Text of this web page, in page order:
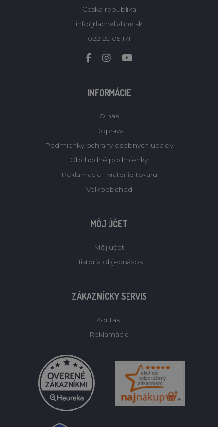
Česká republika
info@lacneliahne.sk
022 22 05 171
INFORMÁCIE
O nás
Doprava
Podmienky ochrany osobných údajov
Obchodné podmienky
Reklamacie - vratenie tovaru
Velkoobchod
MÔJ ÚČET
Môj účet
História objednávok
ZÁKAZNÍCKY SERVIS
Kontakt
Reklamácie